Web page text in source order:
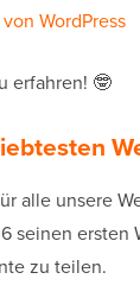
WordPress
erfahren! 🤓
alle unsere
seinen ersten
zu teilen.